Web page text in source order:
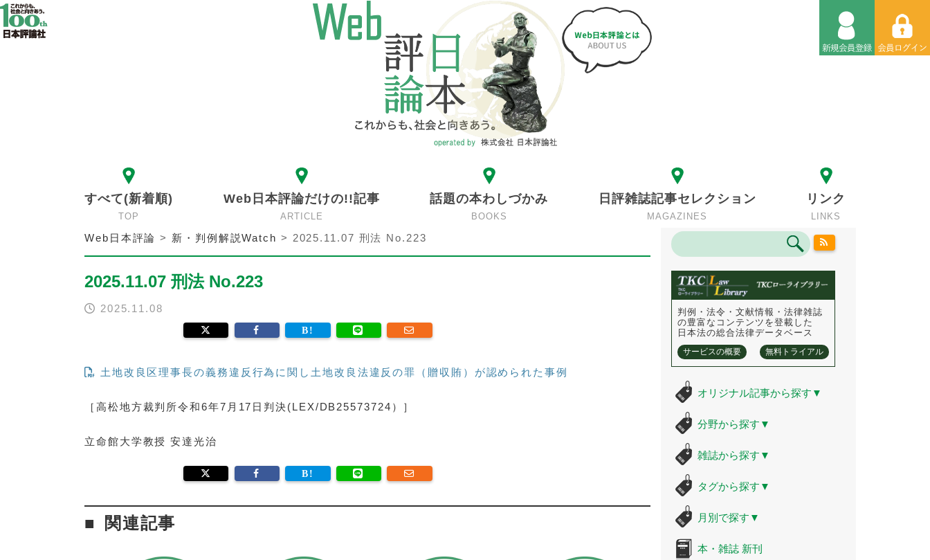
すべて(新着順)
TOP
Web日本評論だけの!!記事
ARTICLE
話題の本わしづかみ
BOOKS
日評雑誌記事セレクション
MAGAZINES
リンク
LINKS
Web日本評論 > 新・判例解説Watch > 2025.11.07 刑法 No.223
2025.11.07 刑法 No.223
2025.11.08
土地改良区理事長の義務違反行為に関し土地改良法違反の罪（贈収賄）が認められた事例
［高松地方裁判所令和6年7月17日判決(LEX/DB25573724）］
立命館大学教授 安達光治
関連記事
判例・法令・文献情報・法律雑誌
の豊富なコンテンツを登載した
日本法の総合法律データベース
サービスの概要 無料トライアル
オリジナル記事から探す ▼
分野から探す ▼
雑誌から探す ▼
タグから探す ▼
月別で探す ▼
本・雑誌 新刊